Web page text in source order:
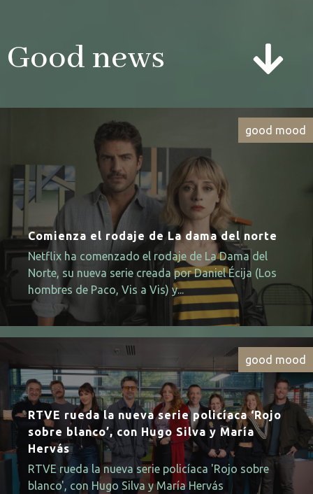
Good news
good mood
Comienza el rodaje de La dama del norte
Netflix ha comenzado el rodaje de La Dama del
Norte, su nueva serie creada por Daniel Écija (Los
hombres de Paco, Vis a Vis) y...
good mood
RTVE rueda la nueva serie policíaca ‘Rojo
sobre blanco’, con Hugo Silva y María
Hervás
RTVE rueda la nueva serie policíaca 'Rojo sobre
blanco', con Hugo Silva y María Hervás